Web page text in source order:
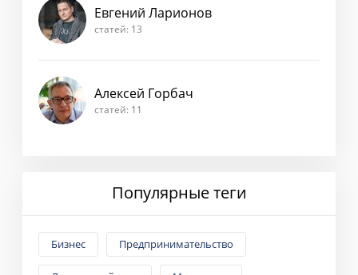
Евгений Ларионов
статей: 13
Алексей Горбач
статей: 11
Популярные теги
Бизнес Предпринимательство